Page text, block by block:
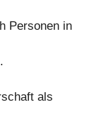
Personen in
als